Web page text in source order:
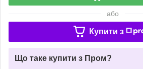
або
Купити з
Що таке купити з Пром?